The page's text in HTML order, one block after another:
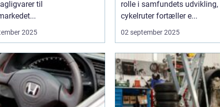
til
2025
rolle i samfundets udvikling,
cykelruter fortæller e...
02 september 2025